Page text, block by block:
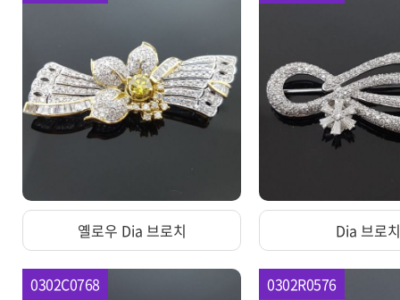
옐로우 Dia 브로치 Dia 브로치
0302C0768 0302R0576